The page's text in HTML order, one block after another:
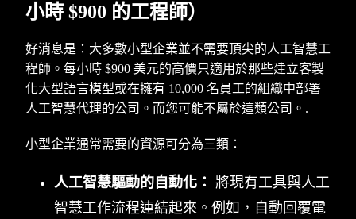
小時 $900 的工程師）
好消息是：大多數小型企業並不需要頂尖的人工智慧工
程師。每小時 $900 美元的高價只適用於那些建立客製
化大型語言模型或在擁有 10,000 名員工的組織中部署
人工智慧代理的公司。而您可能不屬於這類公司。.
小型企業通常需要的資源可分為三類：
人工智慧驅動的自動化： 將現有工具與人工
智慧工作流程連結起來。例如，自動回覆電